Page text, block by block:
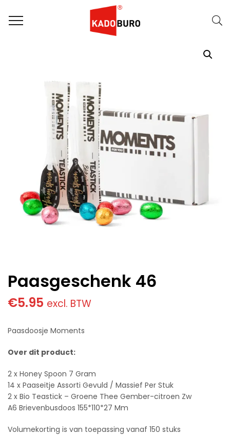
Home Paasgeschenken Paasgeschenk 46
Paasgeschenk 46
€5.95 excl. BTW
Paasdoosje Moments
Over dit product:
2 x Honey Spoon 7 Gram
14 x Paaseitje Assorti Gevuld / Massief Per Stuk
2 x Bio Teastick – Groene Thee Gember-citroen Zw
A6 Brievenbusdoos 155*110*27 Mm
Volumekorting is van toepassing vanaf 150 stuks